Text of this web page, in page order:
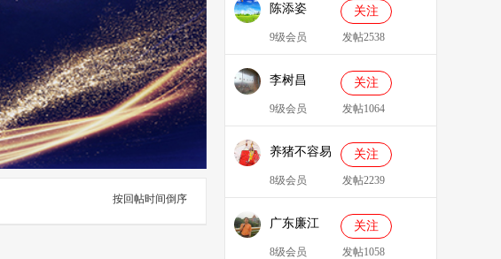
按回帖时间倒序
陈添姿 关注
9级会员 发帖2538
李树昌 关注
9级会员 发帖1064
养猪不容易 关注
8级会员 发帖2239
广东廉江
088
关注
8级会员 发帖1058